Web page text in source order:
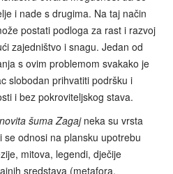
i nade s drugima. Na taj način
postati podloga za rast i razvoj
zajedništvo i snagu. Jedan od
s ovim problemom svakako je
slobodan prihvatiti podršku i
i bez pokroviteljskog stava.
šuma Zagajneka su vrsta
odnosi na plansku upotrebu
mitova, legendi, dječije
sredstava (metafora,